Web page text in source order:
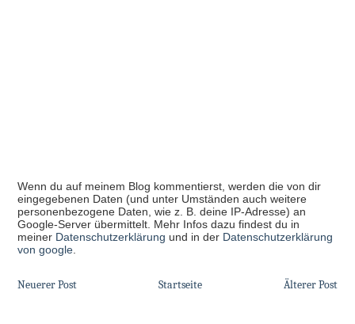
Wenn du auf meinem Blog kommentierst, werden die von dir
eingegebenen Daten (und unter Umständen auch weitere
personenbezogene Daten, wie z. B. deine IP-Adresse) an
Google-Server übermittelt. Mehr Infos dazu findest du in
meiner Datenschutzerklärung und in der Datenschutzerklärung
von google
Neuerer Post Älterer Post
Startseite